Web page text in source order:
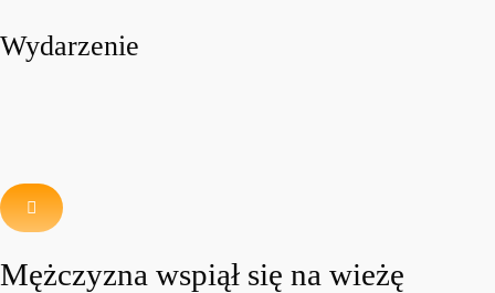
Wydarzenie
Mężczyzna wspiął się na wieżę